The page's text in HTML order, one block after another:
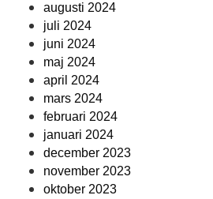
augusti 2024
juli 2024
juni 2024
maj 2024
april 2024
mars 2024
februari 2024
januari 2024
december 2023
november 2023
oktober 2023